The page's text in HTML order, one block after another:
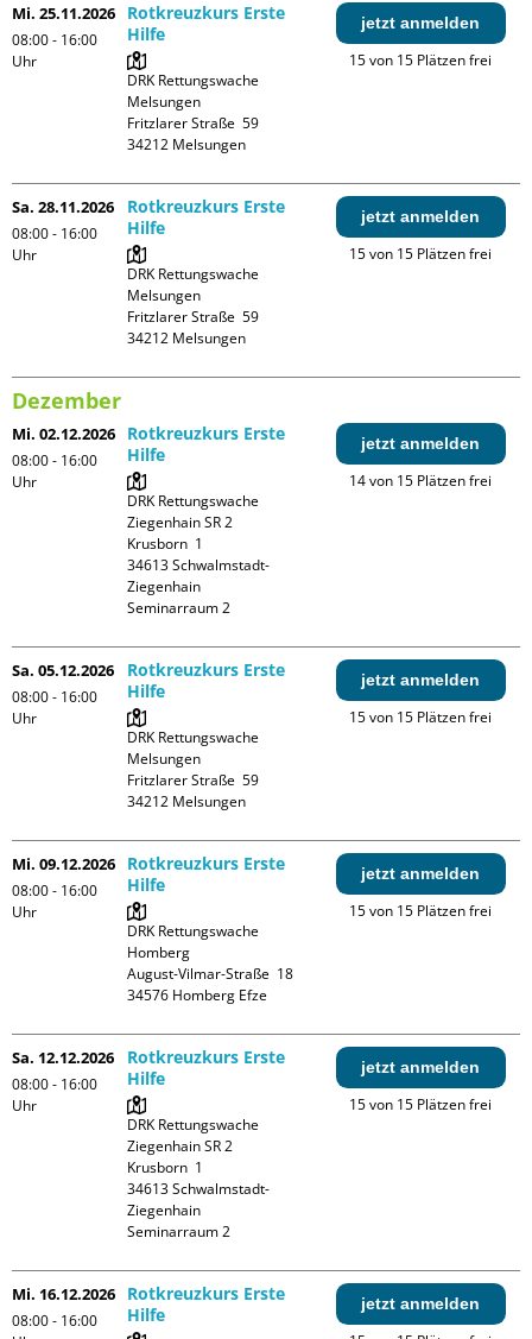
Mi. 25.11.2026
08:00 - 16:00
Uhr
Rotkreuzkurs Erste
Hilfe
DRK Rettungswache
Melsungen
Fritzlarer Straße  59
jetzt anmelden
15 von 15 Plätzen frei
Sa. 28.11.2026
08:00 - 16:00
Uhr
Rotkreuzkurs Erste
Hilfe
DRK Rettungswache
Melsungen
Fritzlarer Straße  59
jetzt anmelden
15 von 15 Plätzen frei
Dezember
Mi. 02.12.2026
08:00 - 16:00
Uhr
Rotkreuzkurs Erste
Hilfe
DRK Rettungswache
Ziegenhain SR 2
Krusborn  1
34613 Schwalmstadt-
Ziegenhain
Seminarraum 2
jetzt anmelden
14 von 15 Plätzen frei
Sa. 05.12.2026
08:00 - 16:00
Uhr
Rotkreuzkurs Erste
Hilfe
DRK Rettungswache
Melsungen
Fritzlarer Straße  59
jetzt anmelden
15 von 15 Plätzen frei
Mi. 09.12.2026
08:00 - 16:00
Uhr
Rotkreuzkurs Erste
Hilfe
DRK Rettungswache
Homberg
August-Vilmar-Straße  18
jetzt anmelden
15 von 15 Plätzen frei
Sa. 12.12.2026
08:00 - 16:00
Uhr
Rotkreuzkurs Erste
Hilfe
DRK Rettungswache
Ziegenhain SR 2
Krusborn  1
34613 Schwalmstadt-
Ziegenhain
Seminarraum 2
jetzt anmelden
15 von 15 Plätzen frei
Mi. 16.12.2026
08:00 - 16:00
Rotkreuzkurs Erste
Hilfe
jetzt anmelden